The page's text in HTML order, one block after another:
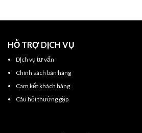
HỖ TRỢ DỊCH VỤ
Dịch vụ tư vấn
Chính sách bán hàng
Cam kết khách hàng
Câu hỏi thường gặp